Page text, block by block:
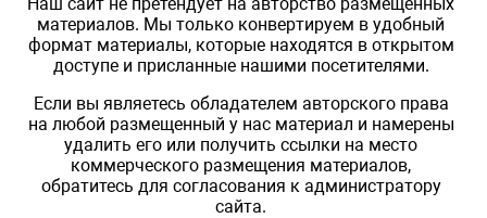
материалов. Мы только конвертируем в удобный
формат материалы, которые находятся в открытом
доступе и присланные нашими посетителями.
Если вы являетесь обладателем авторского права
на любой размещенный у нас материал и намерены
удалить его или получить ссылки на место
коммерческого размещения материалов,
обратитесь для согласования к администратору
сайта.